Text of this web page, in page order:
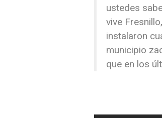
ustedes
vive
instalaron
municipio
que en los